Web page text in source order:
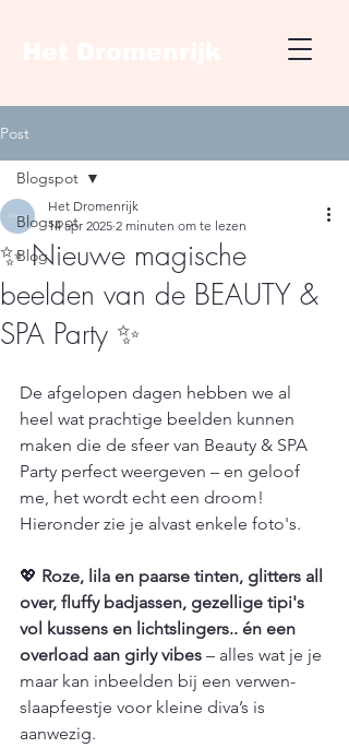
Post
Blogspot
Blog
Blogspot
✨ Nieuwe magische
beelden van de BEAUTY &
SPA Party ✨
Het Dromenrijk
14 apr 2025 2 minuten om te lezen
De afgelopen dagen hebben we al
heel wat prachtige beelden kunnen
maken die de sfeer van Beauty & SPA
Party perfect weergeven – en geloof
me, het wordt echt een droom!
Hieronder zie je alvast enkele foto's.
💖 Roze, lila en paarse tinten, glitters all
over, fluffy badjassen, gezellige tipi's
vol kussens en lichtslingers.. én een
overload aan girly vibes – alles wat je je
maar kan inbeelden bij een verwen-
slaapfeestje voor kleine diva’s is
aanwezig.